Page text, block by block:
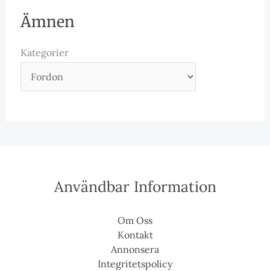
Ämnen
Kategorier
Användbar Information
Om Oss
Kontakt
Annonsera
Integritetspolicy